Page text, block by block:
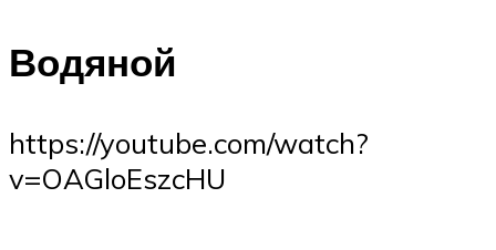
Водяной
https://youtube.com/watch?
v=OAGloEszcHU